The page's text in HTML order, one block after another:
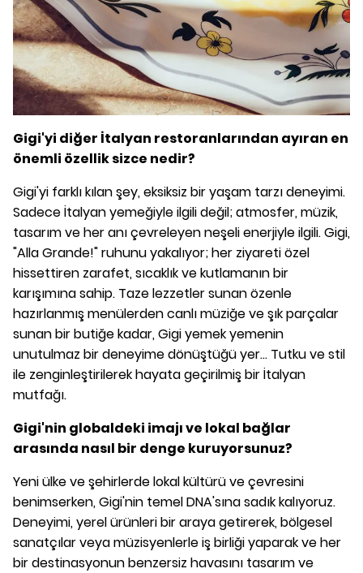
Gigi'yi diğer İtalyan restoranlarından ayıran en
önemli özellik sizce nedir?
Gigi'yi farklı kılan şey, eksiksiz bir yaşam tarzı deneyimi.
Sadece İtalyan yemeğiyle ilgili değil; atmosfer, müzik,
tasarım ve her anı çevreleyen neşeli enerjiyle ilgili. Gigi,
"Alla Grande!" ruhunu yakalıyor; her ziyareti özel
hissettiren zarafet, sıcaklık ve kutlamanın bir
karışımına sahip. Taze lezzetler sunan özenle
hazırlanmış menülerden canlı müziğe ve şık parçalar
sunan bir butiğe kadar, Gigi yemek yemenin
unutulmaz bir deneyime dönüştüğü yer... Tutku ve stil
ile zenginleştirilerek hayata geçirilmiş bir İtalyan
mutfağı.
Gigi'nin globaldeki imajı ve lokal bağlar
arasında nasıl bir denge kuruyorsunuz?
Yeni ülke ve şehirlerde lokal kültürü ve çevresini
benimserken, Gigi'nin temel DNA'sına sadık kalıyoruz.
Deneyimi, yerel ürünleri bir araya getirerek, bölgesel
sanatçılar veya müzisyenlerle iş birliği yaparak ve her
bir destinasyonun benzersiz havasını tasarım ve